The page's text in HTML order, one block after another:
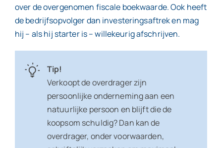
over de overgenomen fiscale boekwaarde. Ook heeft
de bedrijfsopvolger dan investeringsaftrek en mag
hij – als hij starter is – willekeurig afschrijven.
Tip!
Verkoopt de overdrager zijn
persoonlijke onderneming aan een
natuurlijke persoon en blijft die de
koopsom schuldig? Dan kan de
overdrager, onder voorwaarden,